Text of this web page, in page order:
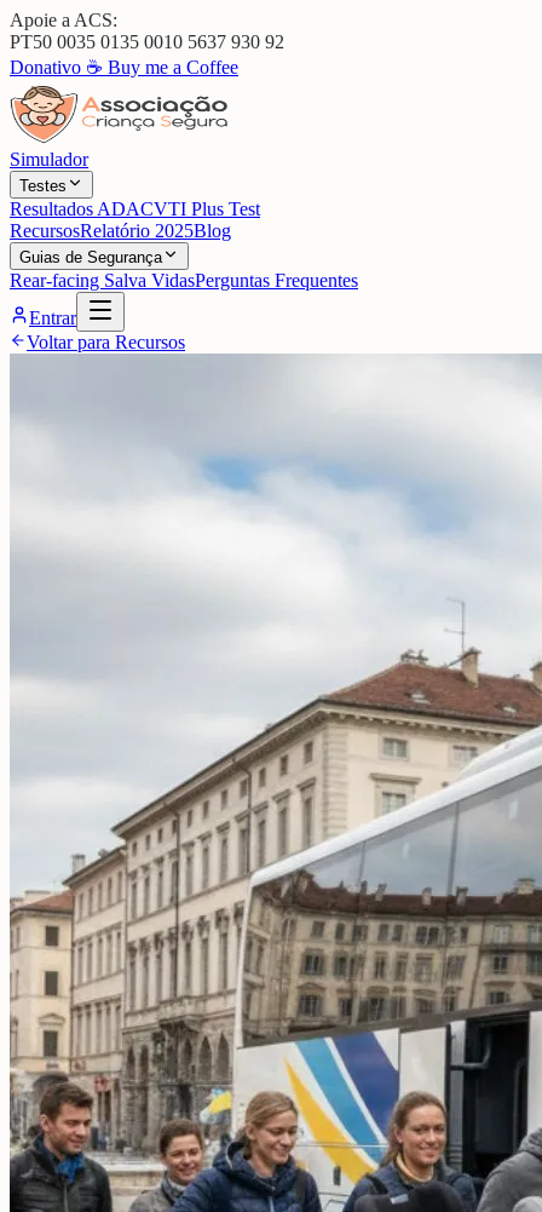
Apoie a ACS:
PT50 0035 0135 0010 5637 930 92
Donativo ☕ Buy me a Coffee
Simulador
Testes
Resultados ADACVTI Plus Test
RecursosRelatório 2025Blog
Guias de Segurança
Rear-facing Salva VidasPerguntas Frequentes
Entrar
Voltar para Recursos